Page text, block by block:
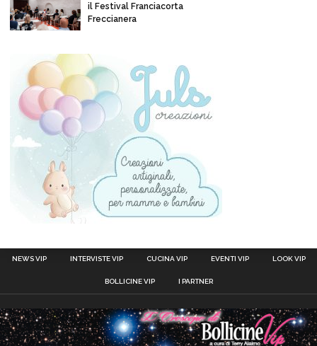
il Festival Franciacorta
Freccianera
NEWS VIP INTERVISTE VIP CUCINA VIP EVENTI VIP LOOK VIP
BOLLICINE VIP I PARTNER